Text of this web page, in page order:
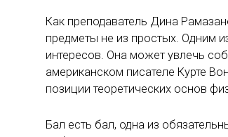
Как преподаватель Дина
предметы не из простых. Одним
интересов. Она может увлечь
американском писателе Курте
позиции теоретических основ
Бал есть бал, одна из